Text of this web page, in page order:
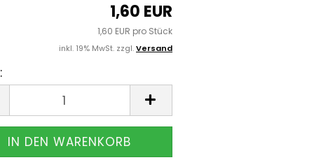
1,60 EUR
1,60 EUR pro Stück
inkl. 19% MwSt. zzgl.Versand